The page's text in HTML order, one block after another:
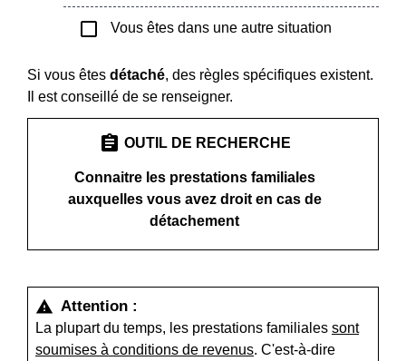
check_box_outline_blank Vous êtes dans une autre situation
Si vous êtes détaché, des règles spécifiques existent.
Il est conseillé de se renseigner.
assignment OUTIL DE RECHERCHE
Connaitre les prestations familiales
auxquelles vous avez droit en cas de
détachement
warning Attention :
La plupart du temps, les prestations familiales sont
soumises à conditions de revenus. C'est-à-dire